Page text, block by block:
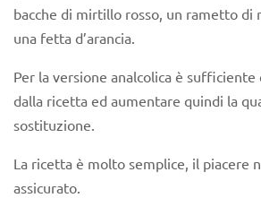
bacche di mirtillo rosso, un rametto di
una fetta d’arancia.
Per la versione analcolica è
dalla ricetta ed aumentare quindi la
sostituzione.
La ricetta è molto semplice, il piacere
assicurato.